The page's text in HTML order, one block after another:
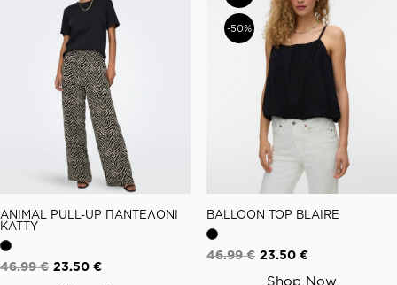
ANIMAL PULL-UP ΠΑΝΤΕΛΟΝΙ
KATTY
46.99€ 23.50 €
-50%
BALLOON TOP BLAIRE
46.99€ 23.50 €
Shop Now